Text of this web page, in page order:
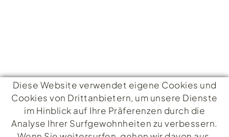
KONTAKT
Diese Website verwendet eigene Cookies und
Cookies von Drittanbietern, um unsere Dienste
im Hinblick auf Ihre Präferenzen durch die
Analyse Ihrer Surfgewohnheiten zu verbessern.